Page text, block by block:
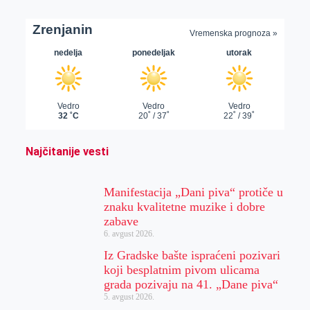
Najčitanije vesti
Manifestacija „Dani piva“ protiče u
znaku kvalitetne muzike i dobre
zabave
6. avgust 2026.
Iz Gradske bašte ispraćeni pozivari
koji besplatnim pivom ulicama
grada pozivaju na 41. „Dane piva“
5. avgust 2026.